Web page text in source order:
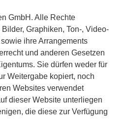
GmbH. Alle Rechte
Graphiken, Ton-, Video-
ihre Arrangements
und anderen Gesetzen
Sie dürfen weder für
Weitergabe kopiert, noch
Websites verwendet
dieser Website unterliegen
die diese zur Verfügung